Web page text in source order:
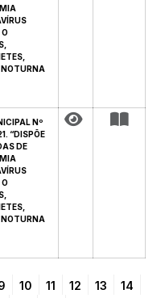
O
Nº
“DISPÕE
DE
O
10 11 12 13
14